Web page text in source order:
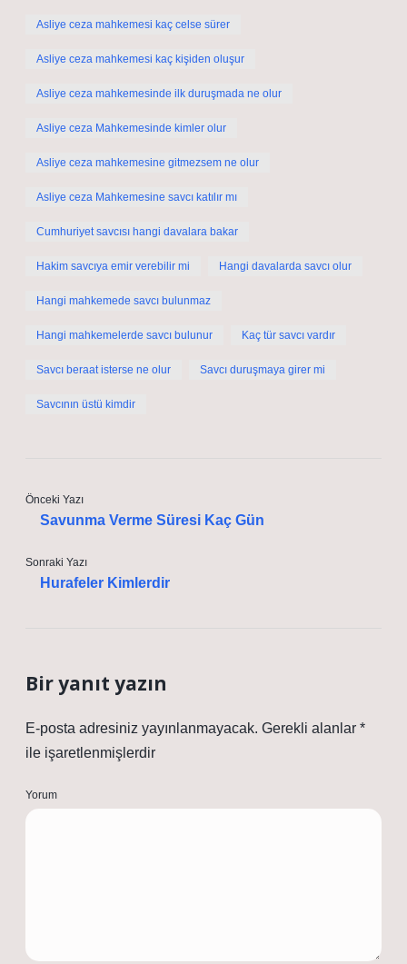
Asliye ceza mahkemesi kaç celse sürer
Asliye ceza mahkemesi kaç kişiden oluşur
Asliye ceza mahkemesinde ilk duruşmada ne olur
Asliye ceza Mahkemesinde kimler olur
Asliye ceza mahkemesine gitmezsem ne olur
Asliye ceza Mahkemesine savcı katılır mı
Cumhuriyet savcısı hangi davalara bakar
Hakim savcıya emir verebilir mi Hangi davalarda savcı olur
Hangi mahkemede savcı bulunmaz
Hangi mahkemelerde savcı bulunur Kaç tür savcı vardır
Savcı beraat isterse ne olur Savcı duruşmaya girer mi
Savcının üstü kimdir
Önceki Yazı
Savunma Verme Süresi Kaç Gün
Sonraki Yazı
Hurafeler Kimlerdir
Bir yanıt yazın
E-posta adresiniz yayınlanmayacak. Gerekli alanlar *
ile işaretlenmişlerdir
Yorum